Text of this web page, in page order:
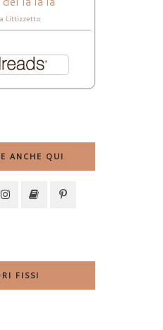
Littizzetto
ANCHE QUI
FISSI